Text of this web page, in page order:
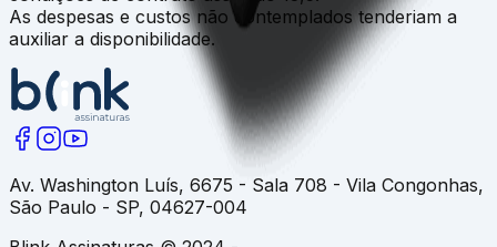
As despesas e custos não contemplados tenderiam a
auxiliar a disponibilidade.
Av. Washington Luís, 6675 - Sala 708 - Vila Congonhas,
São Paulo - SP, 04627-004